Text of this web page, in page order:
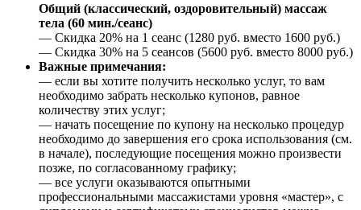
Общий (классический, оздоровительный) массаж
тела (60 мин./сеанс)
— Скидка 20% на 1 сеанс (1280 руб. вместо 1600 руб.)
— Скидка 30% на 5 сеансов (5600 руб. вместо 8000 руб.)
Важные примечания:
— если вы хотите получить несколько услуг, то вам
необходимо забрать несколько купонов, равное
количеству этих услуг;
— начать посещение по купону на несколько процедур
необходимо до завершения его срока использования (см.
в начале), последующие посещения можно произвести
позже, по согласованному графику;
— все услуги оказываются опытными
профессиональными массажистами уровня «мастер», с